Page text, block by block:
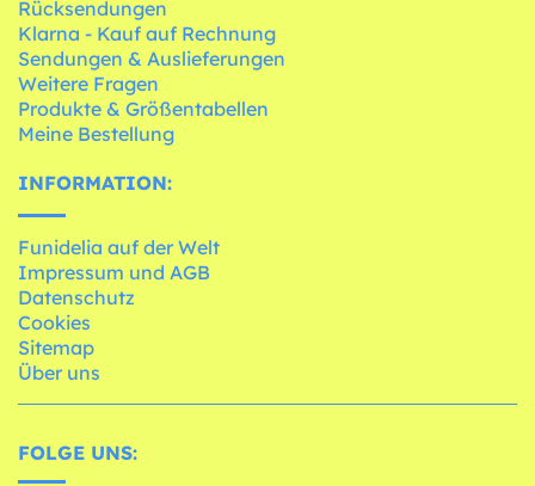
Rücksendungen
Klarna - Kauf auf Rechnung
Sendungen & Auslieferungen
Weitere Fragen
Produkte & Größentabellen
Meine Bestellung
INFORMATION:
Funidelia auf der Welt
Impressum und AGB
Datenschutz
Cookies
Sitemap
Über uns
FOLGE UNS: